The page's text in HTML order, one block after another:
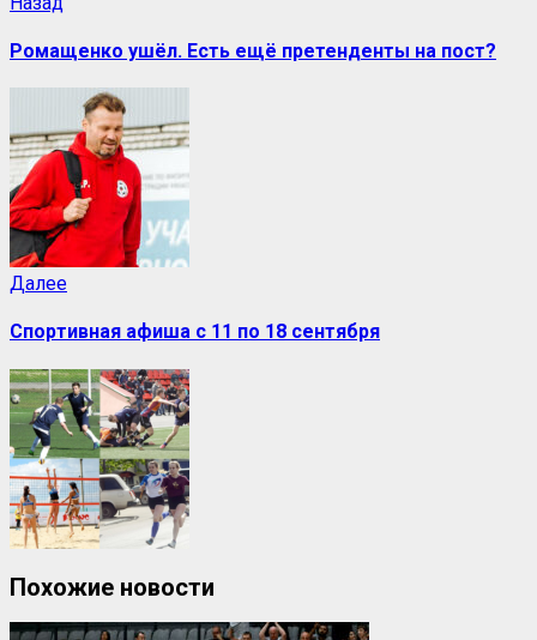
записи
Ромащенко ушёл. Есть ещё претенденты на пост?
ДалееСледующая
Спортивная афиша с 11 по 18 сентября
Похожие новости